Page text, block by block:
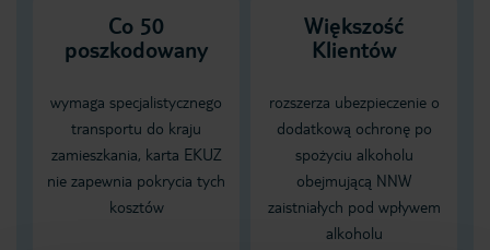
Co 50
poszkodowany
wymaga specjalistycznego
transportu do kraju
zamieszkania, karta EKUZ
nie zapewnia pokrycia tych
kosztów
Większość
Klientów
rozszerza ubezpieczenie o
dodatkową ochronę po
spożyciu alkoholu
obejmującą NNW
zaistniałych pod wpływem
alkoholu